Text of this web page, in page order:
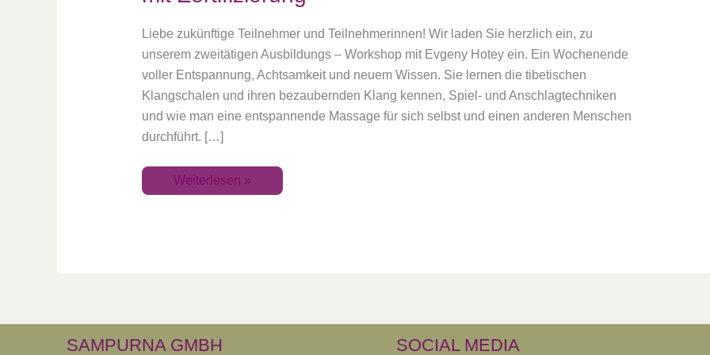
Liebe zukünftige Teilnehmer und Teilnehmerinnen! Wir laden Sie herzlich ein, zu
unserem zweitätigen Ausbildungs – Workshop mit Evgeny Hotey ein. Ein Wochenende
voller Entspannung, Achtsamkeit und neuem Wissen. Sie lernen die tibetischen
Klangschalen und ihren bezaubernden Klang kennen, Spiel- und Anschlagtechniken
und wie man eine entspannende Massage für sich selbst und einen anderen Menschen
durchführt. […]
Weiterlesen »
SAMPURNA GMBH SOCIAL MEDIA